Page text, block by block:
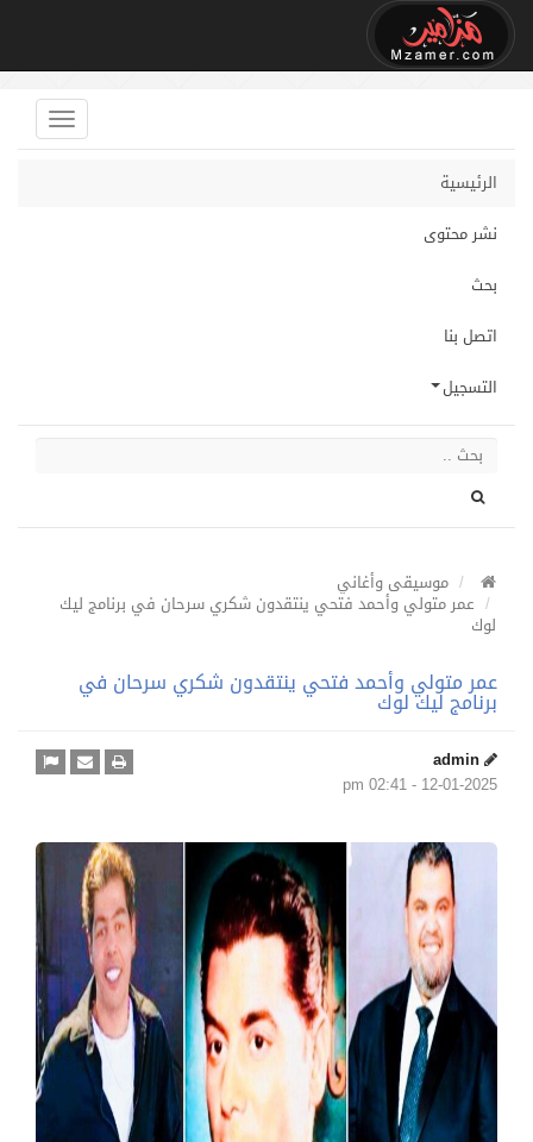
الرئيسية
نشر محتوى
بحث
اتصل بنا
التسجيل
موسيقى وأغاني
عمر متولي وأحمد فتحي ينتقدون شكري سرحان في برنامج ليك
لوك
عمر متولي وأحمد فتحي ينتقدون شكري سرحان في
برنامج ليك لوك
admin
12-01-2025 - 02:41 pm